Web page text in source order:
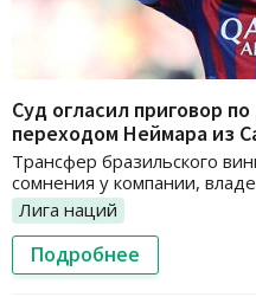
Суд огласил приговор
переходом Неймара из
Трансфер бразильского
сомнения у компании,
Лига наций
Подробнее